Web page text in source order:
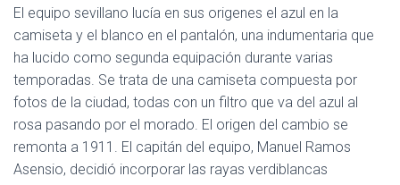
El equipo sevillano lucía en sus origenes el azul en la
camiseta y el blanco en el pantalón, una indumentaria que
ha lucido como segunda equipación durante varias
temporadas. Se trata de una camiseta compuesta por
fotos de la ciudad, todas con un filtro que va del azul al
rosa pasando por el morado. El origen del cambio se
remonta a 1911. El capitán del equipo, Manuel Ramos
Asensio, decidió incorporar las rayas verdiblancas